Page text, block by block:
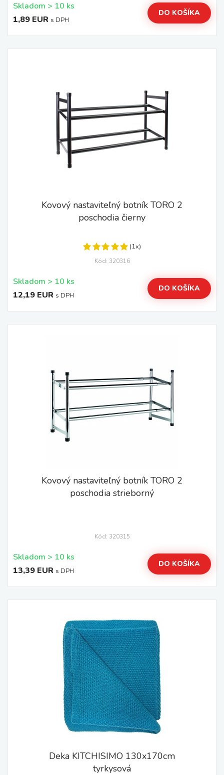
Skladom > 10 ks
1,89 EUR s DPH
DO KOŠÍKA
Kovový nastaviteľný botník TORO 2
poschodia čierny
(1x)
Kód: 320316
Skladom > 10 ks
12,19 EUR s DPH
DO KOŠÍKA
Kovový nastaviteľný botník TORO 2
poschodia strieborný
Kód: 320315
Skladom > 10 ks
13,39 EUR s DPH
DO KOŠÍKA
Deka KITCHISIMO 130x170cm
tyrkysová